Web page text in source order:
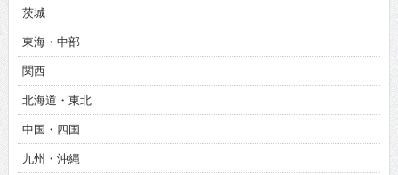
茨城
東海・中部
関西
北海道・東北
中国・四国
九州・沖縄